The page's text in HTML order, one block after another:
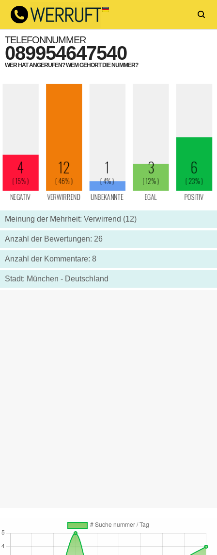
TELEFONNUMMER
089954647540
WER HAT ANGERUFEN? WEM GEHÖRT DIE NUMMER?
Meinung der Mehrheit: Verwirrend (12)
Anzahl der Bewertungen: 26
Anzahl der Kommentare: 8
Stadt: München - Deutschland